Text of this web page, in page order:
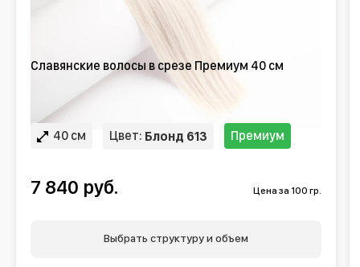
Славянские волосы в срезе Премиум 40 см
40 см Цвет: Блонд 613 Премиум
7 840 руб. Цена за 100 гр.
Выбрать структуру и объем